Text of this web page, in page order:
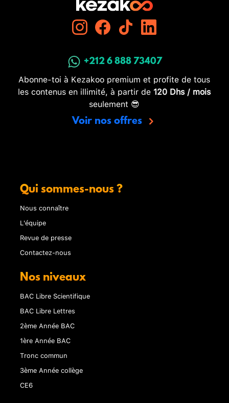
+212 6 888 73407
Abonne-toi à Kezakoo premium et profite de tous
les contenus en illimité, à partir de 120 Dhs / mois
seulement 😎
Voir nos offres
Qui sommes-nous ?
Nous connaître
L'équipe
Revue de presse
Contactez-nous
Nos niveaux
BAC Libre Scientifique
BAC Libre Lettres
2ème Année BAC
1ère Année BAC
Tronc commun
3ème Année collège
CE6